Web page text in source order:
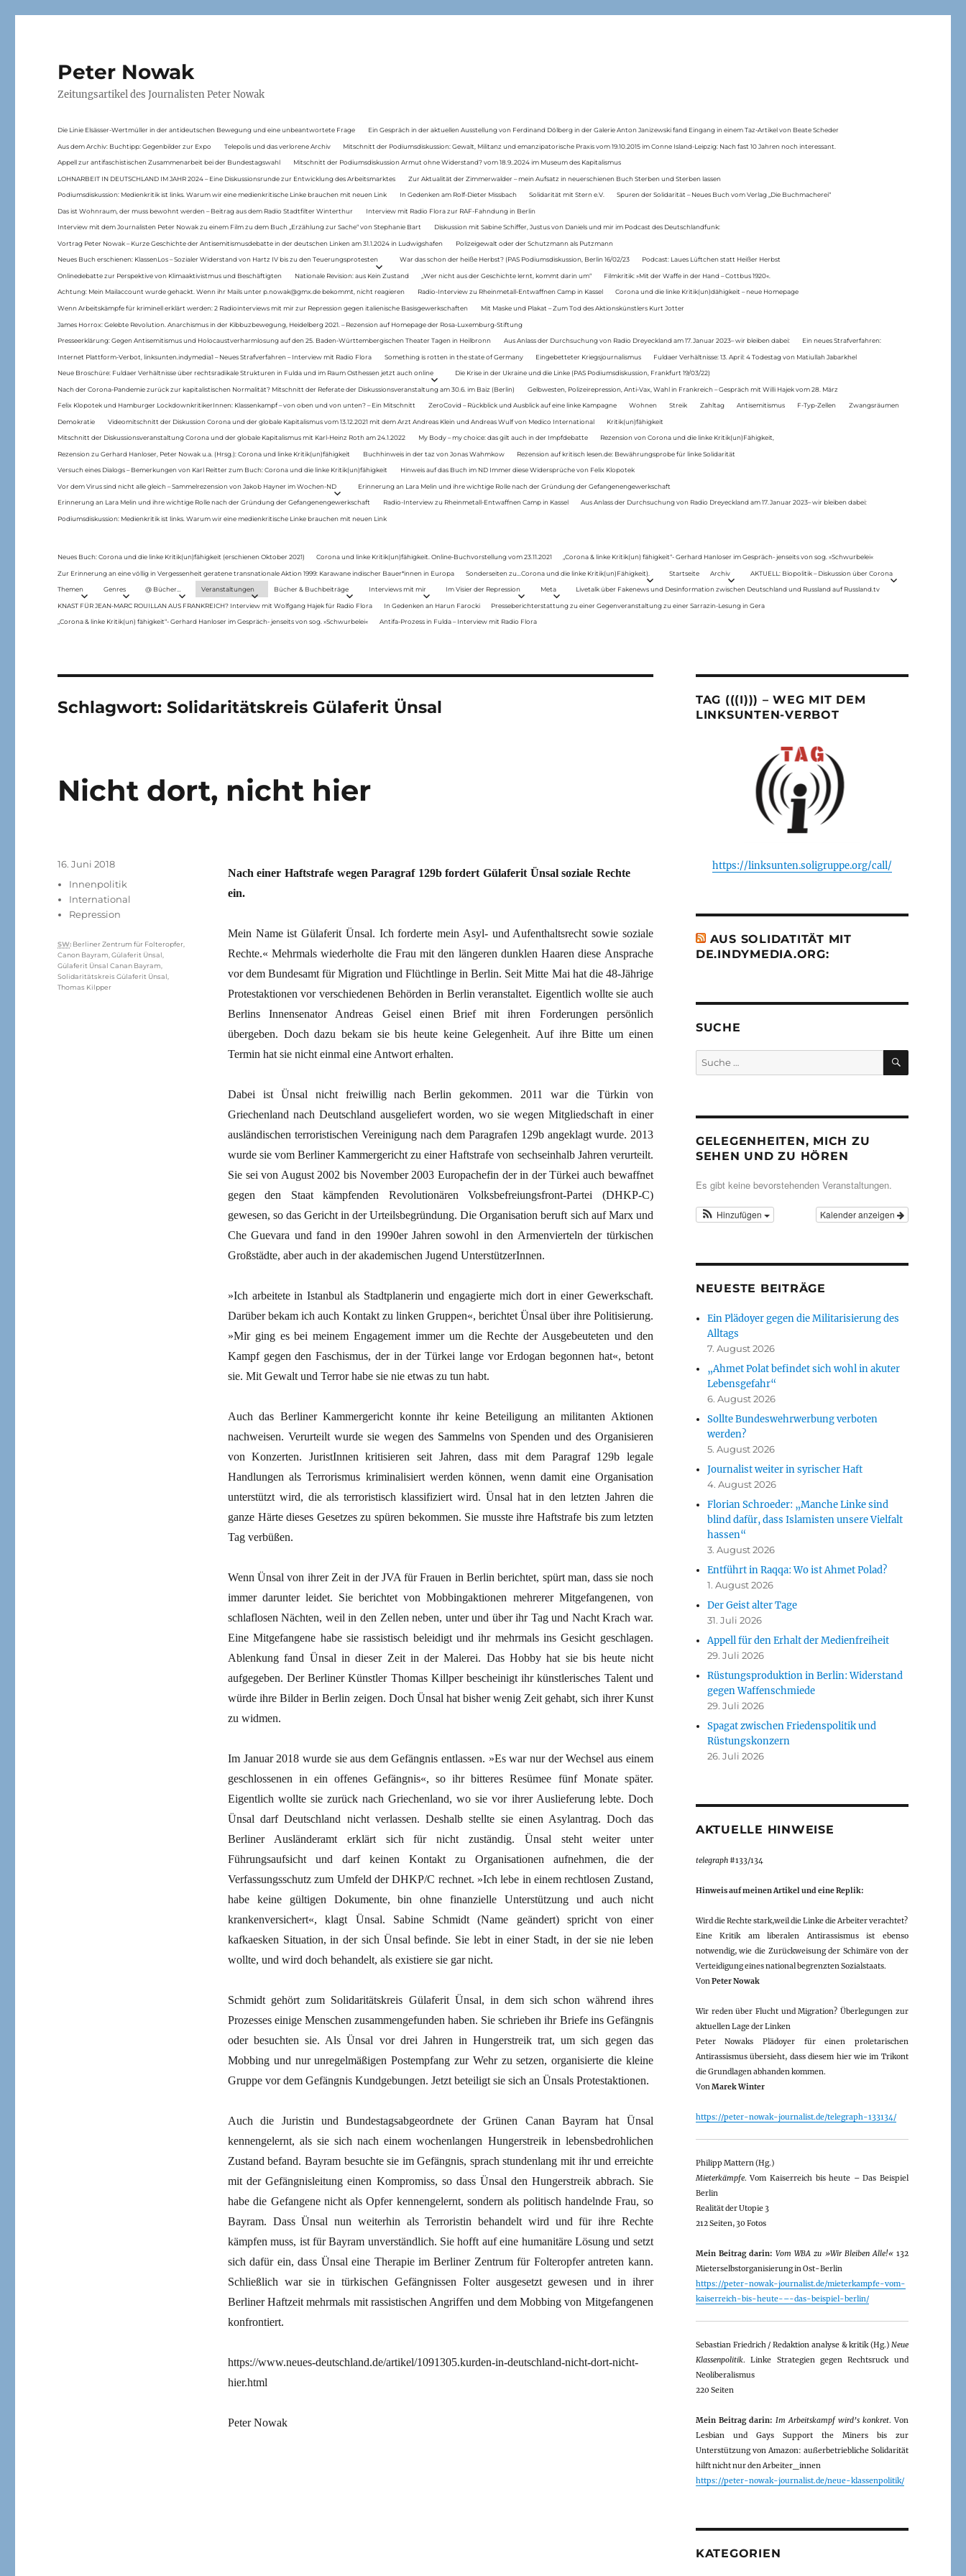
Peter Nowak
Zeitungsartikel des Journalisten Peter Nowak
Die Linie Elsässer-Wertmüller in der antideutschen Bewegung und eine unbeantwortete Frage Ein Gespräch in der aktuellen Ausstellung von Ferdinand Dölberg in der Galerie Anton Janizewski fand Eingang in einem Taz-Artikel von Beate Scheder
Aus dem Archiv: Buchtipp: Gegenbilder zur Expo Telepolis und das verlorene Archiv Mitschnitt der Podiumsdiskussion: Gewalt, Militanz und emanzipatorische Praxis vom 19.10.2015 im Conne Island-Leipzig: Nach fast 10 Jahren noch interessant.
Appell zur antifaschistischen Zusammenarbeit bei der Bundestagswahl Mitschnitt der Podiumsdiskussion Armut ohne Widerstand? vom 18.9..2024 im Museum des Kapitalismus
LOHNARBEIT IN DEUTSCHLAND IM JAHR 2024 – Eine Diskussionsrunde zur Entwicklung des Arbeitsmarktes Zur Aktualität der Zimmerwalder – mein Aufsatz in neuerschienen Buch Sterben und Sterben lassen
Podiumsdiskussion: Medienkritik ist links. Warum wir eine medienkritische Linke brauchen mit neuen Link In Gedenken am Rolf-Dieter Missbach Solidarität mit Stern e.V. Spuren der Solidarität – Neues Buch vom Verlag „Die Buchmacherei“
Das ist Wohnraum, der muss bewohnt werden – Beitrag aus dem Radio Stadtfilter Winterthur Interview mit Radio Flora zur RAF-Fahndung in Berlin
Interview mit dem Journalisten Peter Nowak zu einem Film zu dem Buch „Erzählung zur Sache“ von Stephanie Bart Diskussion mit Sabine Schiffer, Justus von Daniels und mir im Podcast des Deutschlandfunk:
Vortrag Peter Nowak – Kurze Geschichte der Antisemitismusdebatte in der deutschen Linken am 31.1.2024 in Ludwigshafen Polizeigewalt oder der Schutzmann als Putzmann
Neues Buch erschienen: KlassenLos – Sozialer Widerstand von Hartz IV bis zu den Teuerungsprotesten War das schon der heiße Herbst? (PAS Podiumsdiskussion, Berlin 16/02/23 Podcast: Laues Lüftchen statt Heißer Herbst
Onlinedebatte zur Perspektive von Klimaaktivistmus und Beschäftigten Nationale Revision: aus Kein Zustand „Wer nicht aus der Geschichte lernt, kommt darin um“ Filmkritik: »Mit der Waffe in der Hand – Cottbus 1920«.
Achtung: Mein Mailaccount wurde gehackt. Wenn ihr Mails unter p.nowak@gmx.de bekommt, nicht reagieren Radio-Interview zu Rheinmetall-Entwaffnen Camp in Kassel Corona und die linke Kritik(un)dähigkeit – neue Homepage
Wenn Arbeitskämpfe für kriminell erklärt werden: 2 Radiointerviews mit mir zur Repression gegen italienische Basisgewerkschaften Mit Maske und Plakat – Zum Tod des Aktionskünstlers Kurt Jotter
James Horrox: Gelebte Revolution. Anarchismus in der Kibbuzbewegung, Heidelberg 2021. – Rezension auf Homepage der Rosa-Luxemburg-Stiftung
Presseerklärung: Gegen Antisemitismus und Holocaustverharmlosung auf den 25. Baden-Württembergischen Theater Tagen in Heilbronn Aus Anlass der Durchsuchung von Radio Dreyeckland am 17.Januar 2023– wir bleiben dabei: Ein neues Strafverfahren:
Internet Plattform-Verbot, linksunten.indymedia1 – Neues Strafverfahren – Interview mit Radio Flora Something is rotten in the state of Germany Eingebetteter Kriegsjournalismus Fuldaer Verhältnisse: 13. April: 4 Todestag von Matiul­lah Jabarkhel
Neue Broschüre: Fuldaer Verhältnisse über rechtsradikale Strukturen in Fulda und im Raum Osthessen jetzt auch online Die Krise in der Ukraine und die Linke (PAS Podiumsdiskussion, Frankfurt 19/03/22)
Nach der Corona-Pandemie zurück zur kapitalistischen Normalität? Mitschnitt der Referate der Diskussionsveranstaltung am 30.6. im Baiz (Berlin) Gelbwesten, Polizeirepression, Anti-Vax, Wahl in Frankreich – Gespräch mit Willi Hajek vom 28. März
Felix Klopotek und Hamburger LockdownkritikerInnen: Klassenkampf – von oben und von unten? – Ein Mitschnitt ZeroCovid – Rückblick und Ausblick auf eine linke Kampagne Wohnen Streik Zahltag Antisemitismus F-Typ-Zellen Zwangsräumen
Demokratie Videomitschnitt der Diskussion Corona und der globale Kapitalismus vom 13.12.2021 mit dem Arzt Andreas Klein und Andreas Wulf von Medico International Kritik(un)fähigkeit
Mitschnitt der Diskussionsveranstaltung Corona und der globale Kapitalismus mit Karl-Heinz Roth am 24.1.2022 My Body – my choice: das gilt auch in der Impfdebatte Rezension von Corona und die linke Kritik(un)Fähigkeit,
Rezension zu Gerhard Hanloser, Peter Nowak u.a. (Hrsg.): Corona und linke Kritik(un)fähigkeit Buchhinweis in der taz von Jonas Wahmkow Rezension auf kritisch lesen.de: Bewährungsprobe für linke Solidarität
Versuch eines Dialogs – Bemerkungen von Karl Reitter zum Buch: Corona und die linke Kritik(un)fähigkeit Hinweis auf das Buch im ND Immer diese Widersprüche von Felix Klopotek
Vor dem Virus sind nicht alle gleich – Sammelrezension von Jakob Hayner im Wochen-ND Erinnerung an Lara Melin und ihre wichtige Rolle nach der Gründung der Gefangenengewerkschaft
Erinnerung an Lara Melin und ihre wichtige Rolle nach der Gründung der Gefangenengewerkschaft Radio-Interview zu Rheinmetall-Entwaffnen Camp in Kassel Aus Anlass der Durchsuchung von Radio Dreyeckland am 17.Januar 2023– wir bleiben dabei:
Podiumsdiskussion: Medienkritik ist links. Warum wir eine medienkritische Linke brauchen mit neuen Link
Neues Buch: Corona und die linke Kritik(un)fähigkeit (erschienen Oktober 2021) Corona und linke Kritik(un)fähigkeit. Online-Buchvorstellung vom 23.11.2021 „Corona & linke Kritik(un) fähigkeit“- Gerhard Hanloser im Gespräch- jenseits von sog. »Schwurbelei«
Zur Erinnerung an eine völlig in Vergessenheit geratene transnationale Aktion 1999: Karawane indischer Bauer*innen in Europa Sonderseiten zu…Corona und die linke Kritik(un)Fähigkeit). Startseite Archiv AKTUELL: Biopolitik – Diskussion über Corona
Themen Genres @ Bücher… Veranstaltungen Bücher & Buchbeiträge Interviews mit mir Im Visier der Repression Meta Livetalk über Fakenews und Desinformation zwischen Deutschland und Russland auf Russland.tv
KNAST FÜR JEAN-MARC ROUILLAN AUS FRANKREICH? Interview mit Wolfgang Hajek für Radio Flora In Gedenken an Harun Farocki Presseberichterstattung zu einer Gegenveranstaltung zu einer Sarrazin-Lesung in Gera
„Corona & linke Kritik(un) fähigkeit“- Gerhard Hanloser im Gespräch- jenseits von sog. »Schwurbelei« Antifa-Prozess in Fulda – Interview mit Radio Flora
Schlagwort:Solidaritätskreis Gülaferit Ünsal
Nicht dort, nicht hier
Nach einer Haftstrafe wegen Paragraf 129b fordert Gülaferit Ünsal soziale Rechte
ein.
Mein Name ist Gülaferit Ünsal. Ich forderte mein Asyl- und Aufenthaltsrecht sowie soziale
Rechte.« Mehrmals wiederholte die Frau mit den längeren dunklen Haaren diese Ansprache
vor dem Bundesamt für Migration und Flüchtlinge in Berlin. Seit Mitte Mai hat die 48-Jährige
Protestaktionen vor verschiedenen Behörden in Berlin veranstaltet. Eigentlich wollte sie auch
Berlins Innensenator Andreas Geisel einen Brief mit ihren Forderungen persönlich
übergeben. Doch dazu bekam sie bis heute keine Gelegenheit. Auf ihre Bitte um einen
Termin hat sie nicht einmal eine Antwort erhalten.
Dabei ist Ünsal nicht freiwillig nach Berlin gekommen. 2011 war die Türkin von
Griechenland nach Deutschland ausgeliefert worden, wo sie wegen Mitgliedschaft in einer
ausländischen terroristischen Vereinigung nach dem Paragrafen 129b angeklagt wurde. 2013
wurde sie vom Berliner Kammergericht zu einer Haftstrafe von sechseinhalb Jahren verurteilt.
Sie sei von August 2002 bis November 2003 Europachefin der in der Türkei auch bewaffnet
gegen den Staat kämpfenden Revolutionären Volksbefreiungsfront-Partei (DHKP-C)
gewesen, so das Gericht in der Urteilsbegründung. Die Organisation beruft sich auf Marx und
Che Guevara und fand in den 1990er Jahren sowohl in den Armenvierteln der türkischen
Großstädte, aber auch in der akademischen Jugend UnterstützerInnen.
»Ich arbeitete in Istanbul als Stadtplanerin und engagierte mich dort in einer Gewerkschaft.
Darüber bekam ich auch Kontakt zu linken Gruppen«, berichtet Ünsal über ihre Politisierung.
»Mir ging es bei meinem Engagement immer um die Rechte der Ausgebeuteten und den
Kampf gegen den Faschismus, der in der Türkei lange vor Erdogan begonnen hat«, betont
sie. Mit Gewalt und Terror habe sie nie etwas zu tun habt.
Auch das Berliner Kammergericht konnte ihr keine Beteiligung an militanten Aktionen
nachweisen. Verurteilt wurde sie wegen des Sammelns von Spenden und des Organisieren
von Konzerten. JuristInnen kritisieren seit Jahren, dass mit dem Paragraf 129b legale
Handlungen als Terrorismus kriminalisiert werden können, wenn damit eine Organisation
unterstützt wird, die als terroristisch klassifiziert wird. Ünsal hat in den letzten Jahren die
ganze Härte dieses Gesetzes zu spüren bekommen. Sie musste ihre Haftstrafe bis zum letzten
Tag verbüßen.
Wenn Ünsal von ihrer Zeit in der JVA für Frauen in Berlin berichtet, spürt man, dass sie noch
immer darunter leidet. Sie berichtet von Mobbingaktionen mehrerer Mitgefangenen, von
schlaflosen Nächten, weil in den Zellen neben, unter und über ihr Tag und Nacht Krach war.
Eine Mitgefangene habe sie rassistisch beleidigt und ihr mehrmals ins Gesicht geschlagen.
Ablenkung fand Ünsal in dieser Zeit in der Malerei. Das Hobby hat sie bis heute nicht
aufgegeben. Der Berliner Künstler Thomas Killper bescheinigt ihr künstlerisches Talent und
würde ihre Bilder in Berlin zeigen. Doch Ünsal hat bisher wenig Zeit gehabt, sich ihrer Kunst
zu widmen.
Im Januar 2018 wurde sie aus dem Gefängnis entlassen. »Es war nur der Wechsel aus einem
geschlossenen in ein offenes Gefängnis«, so ihr bitteres Resümee fünf Monate später.
Eigentlich wollte sie zurück nach Griechenland, wo sie vor ihrer Auslieferung lebte. Doch
Ünsal darf Deutschland nicht verlassen. Deshalb stellte sie einen Asylantrag. Doch das
Berliner Ausländeramt erklärt sich für nicht zuständig. Ünsal steht weiter unter
Führungsaufsicht und darf keinen Kontakt zu Organisationen aufnehmen, die der
Verfassungsschutz zum Umfeld der DHKP/C rechnet. »Ich lebe in einem rechtlosen Zustand,
habe keine gültigen Dokumente, bin ohne finanzielle Unterstützung und auch nicht
krankenversichert«, klagt Ünsal. Sabine Schmidt (Name geändert) spricht von einer
kafkaesken Situation, in der sich Ünsal befinde. Sie lebt in einer Stadt, in der sie nie leben
wollte, und wird doch behandelt, als existiere sie gar nicht.
Schmidt gehört zum Solidaritätskreis Gülaferit Ünsal, in dem sich schon während ihres
Prozesses einige Menschen zusammengefunden haben. Sie schrieben ihr Briefe ins Gefängnis
oder besuchten sie. Als Ünsal vor drei Jahren in Hungerstreik trat, um sich gegen das
Mobbing und nur unregelmäßigen Postempfang zur Wehr zu setzen, organisierte die kleine
Gruppe vor dem Gefängnis Kundgebungen. Jetzt beteiligt sie sich an Ünsals Protestaktionen.
Auch die Juristin und Bundestagsabgeordnete der Grünen Canan Bayram hat Ünsal
kennengelernt, als sie sich nach einem wochenlangen Hungerstreik in lebensbedrohlichen
Zustand befand. Bayram besuchte sie im Gefängnis, sprach stundenlang mit ihr und erreichte
mit der Gefängnisleitung einen Kompromiss, so dass Ünsal den Hungerstreik abbrach. Sie
habe die Gefangene nicht als Opfer kennengelernt, sondern als politisch handelnde Frau, so
Bayram. Dass Ünsal nun weiterhin als Terroristin behandelt wird und für ihre Rechte
kämpfen muss, ist für Bayram unverständlich. Sie hofft auf eine humanitäre Lösung und setzt
sich dafür ein, dass Ünsal eine Therapie im Berliner Zentrum für Folteropfer antreten kann.
Schließlich war sie in türkischen Gefängnissen Folter ausgesetzt gewesen und in ihrer
Berliner Haftzeit mehrmals mit rassistischen Angriffen und dem Mobbing von Mitgefangenen
konfrontiert.
https://www.neues-deutschland.de/artikel/1091305.kurden-in-deutschland-nicht-dort-nicht-
hier.html
Peter Nowak
Veröffentlicht
16. Juni 2018
Kategorien
Innenpolitik
International
Repression
Schlagwörter
SW: Berliner Zentrum für Folteropfer
Canon Bayram ,Gülaferit Ünsal
Gülaferit Ünsal Canan Bayram
Solidaritätskreis Gülaferit Ünsal
Thomas Kilpper
TAG (((I))) – WEG MIT DEM
LINKSUNTEN-VERBOT
https://linksunten.soligruppe.org/call/
AUS SOLIDATITÄT MIT
DE.INDYMEDIA.ORG:
SUCHE
Suche
nach:
SUCHEN
GELEGENHEITEN, MICH ZU
SEHEN UND ZU HÖREN
Es gibt keine bevorstehenden Veranstaltungen.
Kalender anzeigen
Hinzufügen
NEUESTE BEITRÄGE
Ein Plädoyer gegen die Militarisierung des
Alltags
7. August 2026
„Ahmet Polat befindet sich wohl in akuter
Lebensgefahr“
6. August 2026
Sollte Bundeswehrwerbung verboten
werden?
5. August 2026
Journalist weiter in syrischer Haft
4. August 2026
Florian Schroeder: „Manche Linke sind
blind dafür, dass Islamisten unsere Vielfalt
hassen“
3. August 2026
Entführt in Raqqa: Wo ist Ahmet Polad?
1. August 2026
Der Geist alter Tage
31. Juli 2026
Appell für den Erhalt der Medienfreiheit
29. Juli 2026
Rüstungsproduktion in Berlin: Widerstand
gegen Waffenschmiede
29. Juli 2026
Spagat zwischen Friedenspolitik und
Rüstungskonzern
26. Juli 2026
AKTUELLE HINWEISE
telegraph#133/134
Hinweis auf meinen Artikel und eine Replik:
Wird die Rechte stark,weil die Linke die Arbeiter verachtet?
Eine Kritik am liberalen Antirassismus ist ebenso
notwendig, wie die Zurückweisung der Schimäre von der
Verteidigung eines national begrenzten Sozialstaats.
VonPeter Nowak
Wir reden über Flucht und Migration? Überlegungen zur
aktuellen Lage der Linken
Peter Nowaks Plädoyer für einen proletarischen
Antirassismus übersieht, dass diesem hier wie im Trikont
die Grundlagen abhanden kommen.
VonMarek Winter
https://peter-nowak-journalist.de/telegraph-133134/
Philipp Mattern (Hg.)
Mieterkämpfe. Vom Kaiserreich bis heute – Das Beispiel
Berlin
Realität der Utopie 3
212 Seiten, 30 Fotos
Mein Beitrag darin: Vom WBA zu »Wir Bleiben Alle!«132
Mieterselbstorganisierung in Ost-Berlin
https://peter-nowak-journalist.de/mieterkampfe-vom-
kaiserreich-bis-heute-–-das-beispiel-berlin/
Sebastian Friedrich / Redaktion analyse & kritik (Hg.) Neue
Klassenpolitik. Linke Strategien gegen Rechtsruck und
Neoliberalismus
220 Seiten
Mein Beitrag darin: Im Arbeitskampf wird’s konkret. Von
Lesbian und Gays Support the Miners bis zur
Unterstützung von Amazon: außerbetriebliche Solidarität
hilft nicht nur den Arbeiter_innen
https://peter-nowak-journalist.de/neue-klassenpolitik/
KATEGORIEN